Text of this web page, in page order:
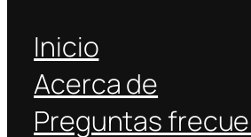
Inicio
Acerca de
Preguntas